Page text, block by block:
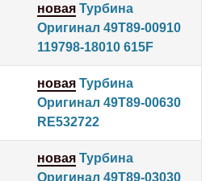
новая Турбина
Оригинал 49T89‑00910
119798‑18010 615F
новая Турбина
Оригинал 49T89-00630
RE532722
новая Турбина
Оригинал 49T89-03030